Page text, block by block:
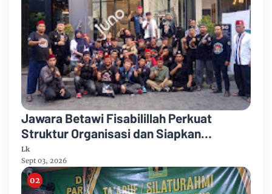
Jawara Betawi Fisabilillah Perkuat
Struktur Organisasi dan Siapkan
Legalitas Badan Hukum
Lk
Sept 03, 2026